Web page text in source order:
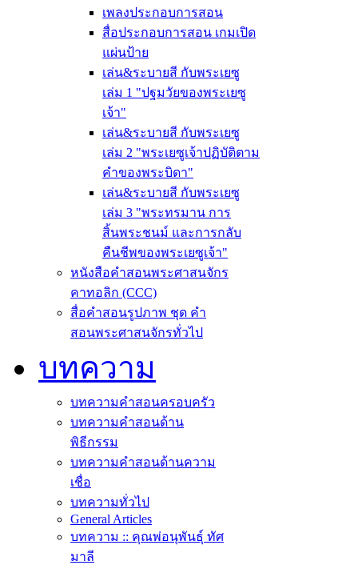
เพลงประกอบการสอน
สื่อประกอบการสอน เกมเปิด
แผ่นป้าย
เล่น&ระบายสี กับพระเยซู
เล่ม 1 "ปฐมวัยของพระเยซู
เจ้า"
เล่น&ระบายสี กับพระเยซู
เล่ม 2 "พระเยซูเจ้าปฏิบัติตาม
คำของพระบิดา"
เล่น&ระบายสี กับพระเยซู
เล่ม 3 "พระทรมาน การ
สิ้นพระชนม์ และการกลับ
คืนชีพของพระเยซูเจ้า"
หนังสือคำสอนพระศาสนจักร
คาทอลิก (CCC)
สื่อคำสอนรูปภาพ ชุด คำ
สอนพระศาสนจักรทั่วไป
บทความ
บทความคำสอนครอบครัว
บทความคำสอนด้าน
พิธีกรรม
บทความคำสอนด้านความ
เชื่อ
บทความทั่วไป
General Articles
บทความ :: คุณพ่อนุพันธุ์ ทัศ
มาลี